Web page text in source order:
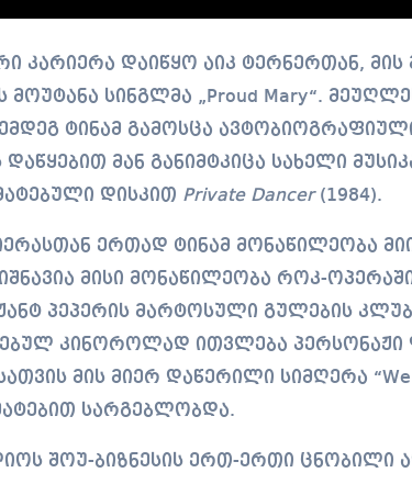
კარიერა დაიწყო აიკ ტერნერთან,
მოუტანა სინგლმა „Proud Mary“.
ტინამ გამოსცა ავტობიოგრაფიული
მან განიმტკიცა სახელი
დისკით Private Dancer(1984).
ერთად ტინამ მონაწილეობა
მისი მონაწილეობა როკ-
პეპერის მარტოსული გულების
კინოროლად ითვლება პერსონაჟი
მის მიერ დაწერილი სიმღერა “We
სარგებლობდა.
შოუ-ბიზნესის ერთ-ერთი ცნობილი